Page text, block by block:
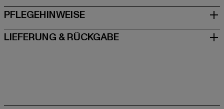
PFLEGEHINWEISE
LIEFERUNG & RÜCKGABE